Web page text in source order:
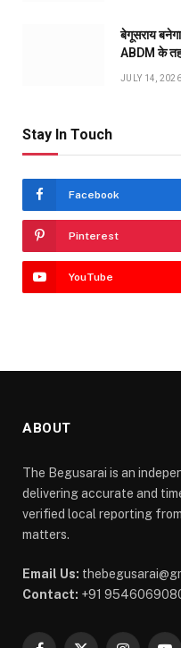
बेगूसराय
ABDM के
JULY 14,
Stay In Touch
Facebook
Pinterest
YouTube
ABOUT
The Begusarai is an
delivering accurate and
verified local reporting
matters.
Email Us:
Contact: +91